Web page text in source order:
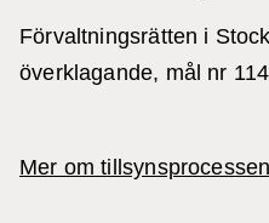
Förvaltningsrätten i
överklagande, mål nr
Mer om tillsynsprocessen